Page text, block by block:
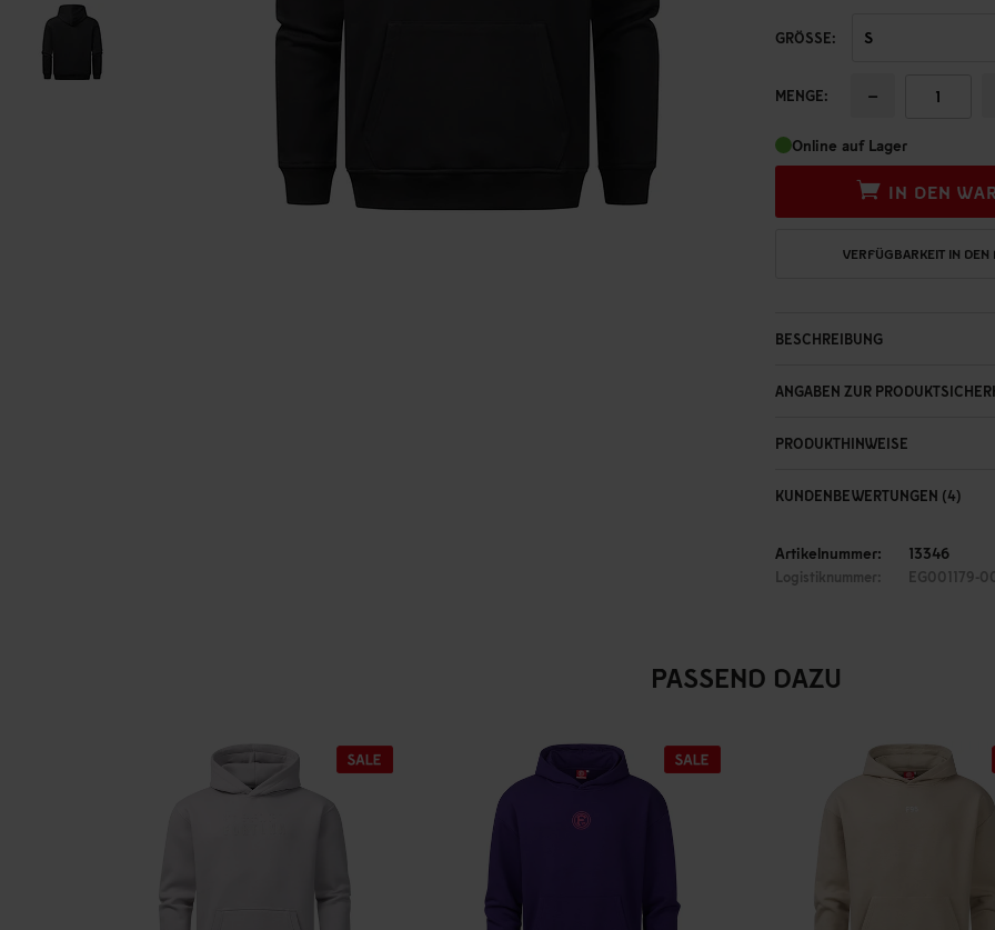
GRÖSSE:
MENGE: −
Online auf Lager
IN DEN
VERFÜGBARKEIT IN
BESCHREIBUNG
ANGABEN ZUR
PRODUKTHINWEISE
KUNDENBEWERTUNGEN (4)
Artikelnummer: 13346
Logistiknummer: EG001179-
PASSEND DAZU